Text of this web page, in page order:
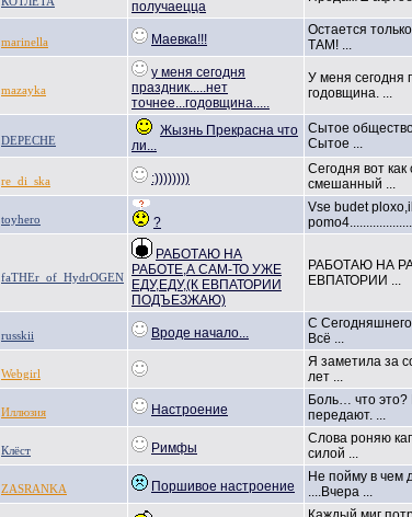
получаецца
marinella Маевка!!!
Остается
ТАМ! ...
mazayka
у меня сегодня
праздник.....нет
точнее...годовщина.....
У меня сегодня
годовщина. ...
DEPECHE
Жызнь Прекрасна что
ли...
Сытое
Сытое ...
re_di_ska :))))))))
Сегодня вот как
смешанный ...
toyhero ?
Vse budet
pomo4...............
faTHEr_of_HydrOGEN
РАБОТАЮ НА
РАБОТЕ,А САМ-ТО УЖЕ
ЕДУ,ЕДУ,(К ЕВПАТОРИИ
ПОДЪЕЗЖАЮ)
РАБОТАЮ НА
ЕВПАТОРИИ ...
russkii Вроде начало...
С Сегодняшне
Всё ...
Webgirl
Я заметила за
лет ...
Иллюзия Настроение
Боль… что
передают. ...
Клёст Римфы
Слова роняю
силой ...
ZASRANKA Поршивое настроение
Не пойму в чем
....Вчера ...